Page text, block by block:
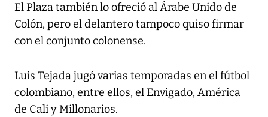
El Plaza también lo ofreció al Árabe Unido de
Colón, pero el delantero tampoco quiso firmar
con el conjunto colonense.
Luis Tejada jugó varias temporadas en el fútbol
colombiano, entre ellos, el Envigado, América
de Cali y Millonarios.